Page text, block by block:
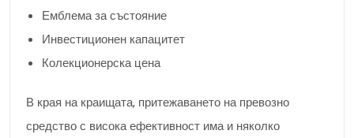
Емблема за състояние
Инвестиционен капацитет
Колекционерска цена
В края на краищата, притежаването на превозно
средство с висока ефективност има и няколко